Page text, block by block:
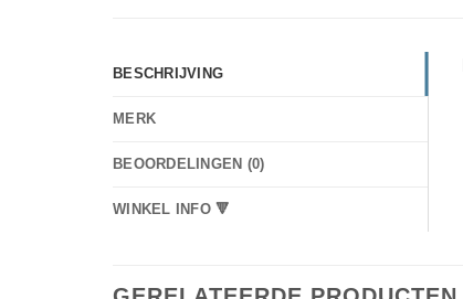
BESCHRIJVING
MERK
BEOORDELINGEN (0)
WINKEL INFO 🔻